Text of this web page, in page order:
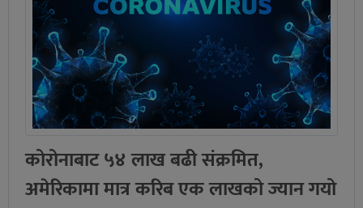
कोरोनाबाट ५४ लाख बढी संक्रमित,
अमेरिकामा मात्र करिब एक लाखको ज्यान गयो